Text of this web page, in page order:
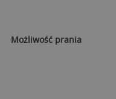
Możliwość prania